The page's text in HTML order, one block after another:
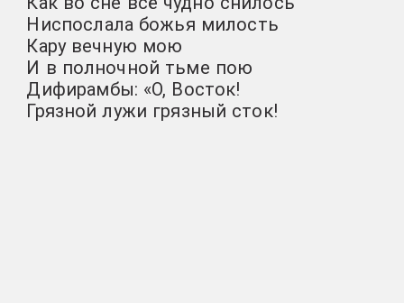
Ниспослала божья милость
Кару вечную мою
И в полночной тьме пою
Дифирамбы: «О, Восток!
Грязной лужи грязный сток!